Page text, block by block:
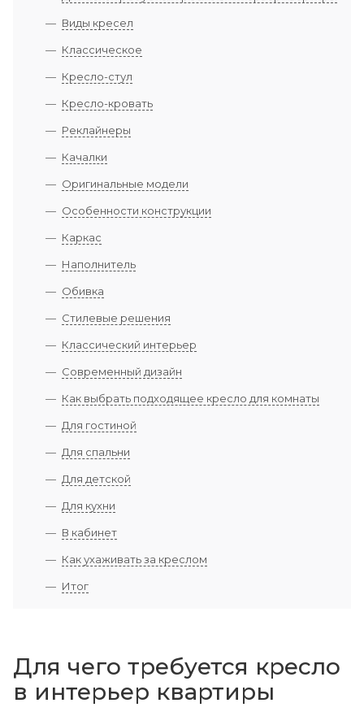
Виды кресел
Классическое
Кресло-стул
Кресло-кровать
Реклайнеры
Качалки
Оригинальные модели
Особенности конструкции
Каркас
Наполнитель
Обивка
Стилевые решения
Классический интерьер
Современный дизайн
Как выбрать подходящее кресло для комнаты
Для гостиной
Для спальни
Для детской
Для кухни
В кабинет
Как ухаживать за креслом
Итог
Для чего требуется кресло
в интерьер квартиры